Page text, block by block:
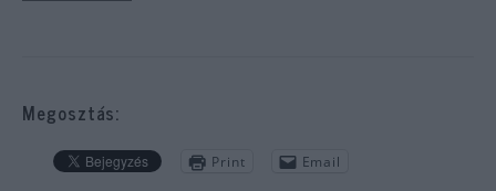
Megosztás:
Print Email